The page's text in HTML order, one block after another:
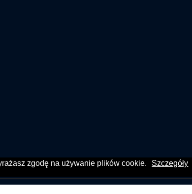
zgodę na używanie plików cookie. Szczegóły